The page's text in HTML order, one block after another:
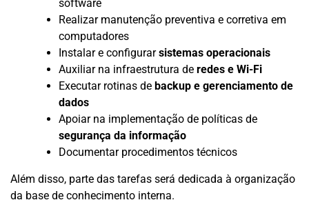
software
Realizar manutenção preventiva e corretiva em
computadores
Instalar e configurarsistemas operacionais
Auxiliar na infraestrutura de redes e Wi-Fi
Executar rotinas de backup e gerenciamento de
dados
Apoiar na implementação de políticas de
segurança da informação
Documentar procedimentos técnicos
Além disso, parte das tarefas será dedicada à organização
da base de conhecimento interna.